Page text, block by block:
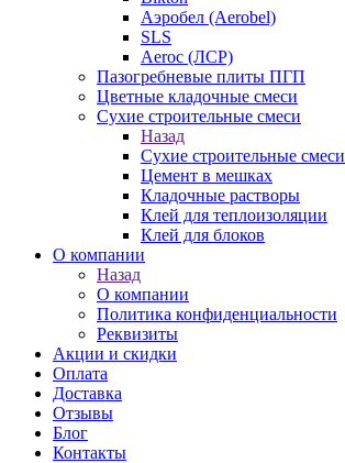
Аэробел (Aerobel)
SLS
Aeroc (ЛСР)
Пазогребневые плиты ПГП
Цветные кладочные смеси
Сухие строительные смеси
Назад
Сухие строительные смеси
Цемент в мешках
Кладочные растворы
Клей для теплоизоляции
Клей для блоков
О компании
Назад
О компании
Политика конфиденциальности
Реквизиты
Акции и скидки
Оплата
Доставка
Отзывы
Блог
Контакты